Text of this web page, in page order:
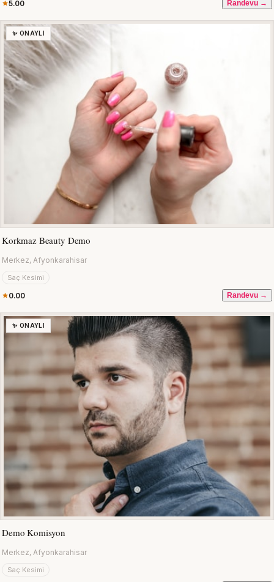
5.00 Randevu →
✨ ONAYLI
Korkmaz Beauty Demo
Merkez, Afyonkarahisar
Saç Kesimi
0.00 Randevu →
✨ ONAYLI
Demo Komisyon
Merkez, Afyonkarahisar
Saç Kesimi